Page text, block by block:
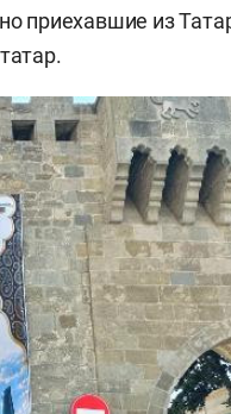
приехавшие из